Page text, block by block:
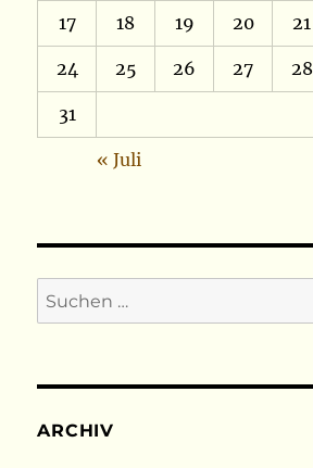
17 18 19 20 21
24 25 26 27 28
31
« Juli
Suchen
nach:
ARCHIV